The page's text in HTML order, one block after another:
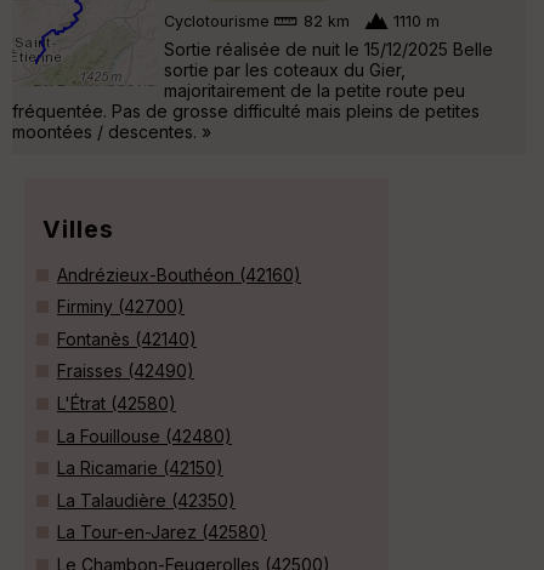
Cyclotourisme 82 km 1110 m
Sortie réalisée de nuit le 15/12/2025 Belle
sortie par les coteaux du Gier,
majoritairement de la petite route peu
fréquentée. Pas de grosse difficulté mais pleins de petites
moontées / descentes. »
Villes
Andrézieux-Bouthéon (42160)
Firminy (42700)
Fontanès (42140)
Fraisses (42490)
L'Étrat (42580)
La Fouillouse (42480)
La Ricamarie (42150)
La Talaudière (42350)
La Tour-en-Jarez (42580)
Le Chambon-Feugerolles (42500)